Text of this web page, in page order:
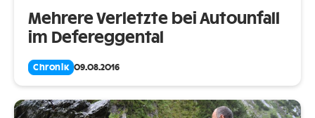
Mehrere Verletzte bei Autounfall
im Defereggental
Chronik 09.08.2016